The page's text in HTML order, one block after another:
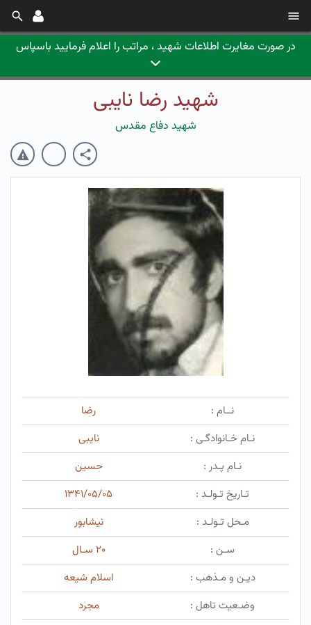
در صورت مغایرت اطلاعات شهید ، مراتب را اعلام فرمایید باسپاس
شهید رضا نایبی
شهید دفاع مقدس
نــام :
رضا
نـام خـانوادگـی :
نایبی
نـام پـدر :
حسین
تـاریخ تـولـد :
۱۳۴۱/۰۵/۰۵
مـحل تـولـد :
نیشابور
سـن :
۲۰ سـال
دیـن و مـذهب :
اسلام شیعه
وضـعیت تاهل :
مجرد